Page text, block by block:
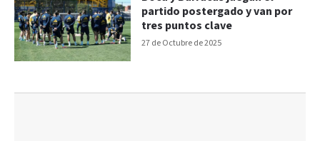
27 de Octubre de 2025
partido postergado y van por
tres puntos clave